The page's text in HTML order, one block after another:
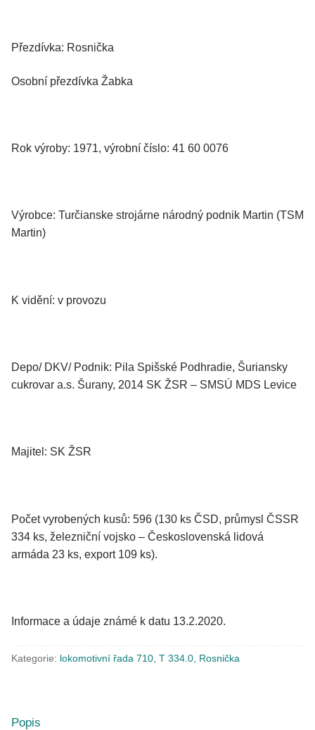
Přezdívka: Rosnička
Osobní přezdívka Žabka
Rok výroby: 1971, výrobní číslo: 41 60 0076
Výrobce: Turčianske strojárne národný podnik Martin (TSM
Martin)
K vidění: v provozu
Depo/ DKV/ Podnik: Pila Spišské Podhradie, Šuriansky
cukrovar a.s. Šurany, 2014 SK ŽSR – SMSÚ MDS Levice
Majitel: SK ŽSR
Počet vyrobených kusů: 596 (130 ks ČSD, průmysl ČSSR
334 ks, železniční vojsko – Československá lidová
armáda 23 ks, export 109 ks).
Informace a údaje známé k datu 13.2.2020.
Kategorie: lokomotivní řada 710, T 334.0, Rosnička
Popis